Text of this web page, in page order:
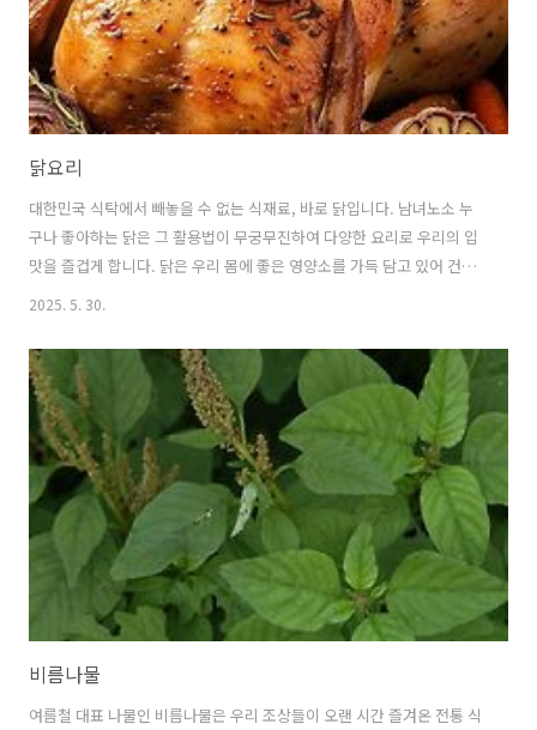
닭요리
대한민국 식탁에서 빼놓을 수 없는 식재료, 바로 닭입니다. 남녀노소 누
구나 좋아하는 닭은 그 활용법이 무궁무진하여 다양한 요리로 우리의 입
맛을 즐겁게 합니다. 닭은 우리 몸에 좋은 영양소를 가득 담고 있어 건강
까지 챙길 수 있는 훌륭한 식재료입니다. 닭요리의 다채로운 매력부터 건
명해 드리겠습니다. 1. 닭, 왜 이렇게 사랑받을까요?닭은 전 세계적으로
가장 많이 소비되는 육류 중 하나입니다.그 이유는 무엇일까요?여러 가
지가 있지만, 크게 세 가지로 요약할 수 있습니다. 🍗 뛰어난 맛과 다재다
능함닭은 어떤 양념과도 잘 어울리며, 조리법에 따라 무한한 변신이 가능
합니다.매콤한 양념에 버무려 볶거나, 담백하게 삶거나, 바삭하게 ..
2025. 5. 30.
비름나물
여름철 대표 나물인 비름나물은 우리 조상들이 오랜 시간 즐겨온 전통 식